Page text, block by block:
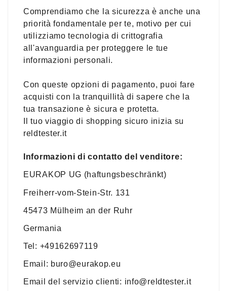
Comprendiamo che la sicurezza è anche una
priorità fondamentale per te, motivo per cui
utilizziamo tecnologia di crittografia
all'avanguardia per proteggere le tue
informazioni personali.
Con queste opzioni di pagamento, puoi fare
acquisti con la tranquillità di sapere che la
tua transazione è sicura e protetta.
Il tuo viaggio di shopping sicuro inizia su
reldtester.it
Informazioni di contatto del venditore:
EURAKOP UG (haftungsbeschränkt)
Freiherr-vom-Stein-Str. 131
45473 Mülheim an der Ruhr
Germania
Tel: +49162697119
Email: buro@eurakop.eu
Email del servizio clienti: info@reldtester.it